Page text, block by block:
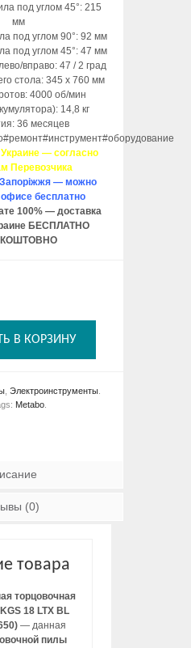
под углом 45°: 215
мм
под углом 90°: 92 мм
под углом 45°: 47 мм
вправо: 47 / 2 град
стола: 345 х 760 мм
4000 об/мин
14,8 кг
36 месяцев
— согласно
Перевозчика
— можно
офисе бесплатно
100% — доставка
БЕСПЛАТНО
В КОРЗИНУ
Электроинструменты
Metabo.
(0)
товара
торцовочная
18 LTX BL
— данная
пилы